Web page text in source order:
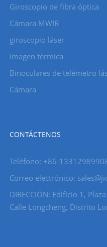
Giroscopio de fibra óptica
Cámara MWIR
giroscopio láser
Imagen térmica
Binoculares de telémetro
Cámara
CONTÁCTENOS
Teléfono: +86-
Correo electrónico:
DIRECCIÓN: Edificio 1,
Calle Longcheng, Distrito